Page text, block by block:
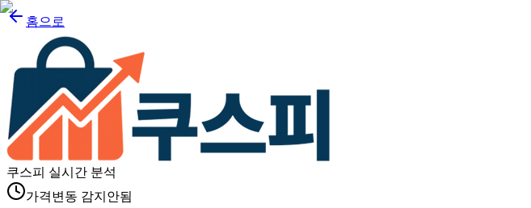
홈으로
쿠스피 실시간 분석
가격변동 감지안됨